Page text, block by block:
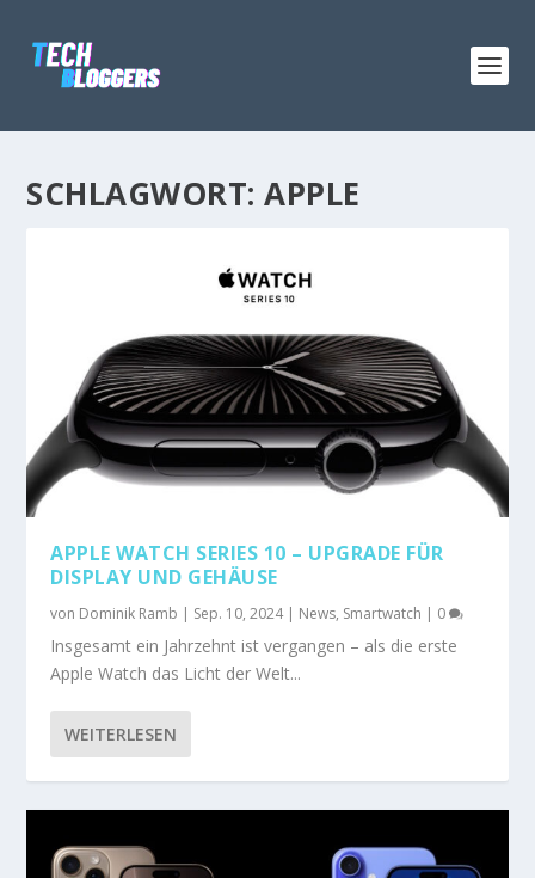
SCHLAGWORT:APPLE
APPLE WATCH SERIES 10 – UPGRADE FÜR
DISPLAY UND GEHÄUSE
von Dominik Ramb | Sep. 10, 2024| News, Smartwatch | 0
Insgesamt ein Jahrzehnt ist vergangen – als die erste
Apple Watch das Licht der Welt...
WEITERLESEN